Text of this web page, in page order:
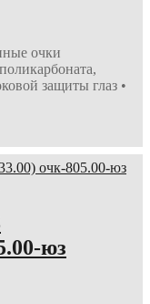
очки
защиты глаз •
юз